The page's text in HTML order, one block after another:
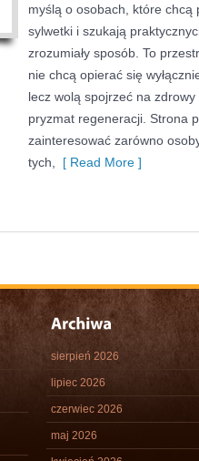
myślą o osobach, które chcą
sylwetki i szukają
zrozumiały sposób. To
nie chcą opierać się
lecz wolą spojrzeć na
pryzmat regeneracji. Strona
zainteresować zarówno
tych,
[ Read More ]
sierpień 2026
lipiec 2026
czerwiec 2026
maj 2026